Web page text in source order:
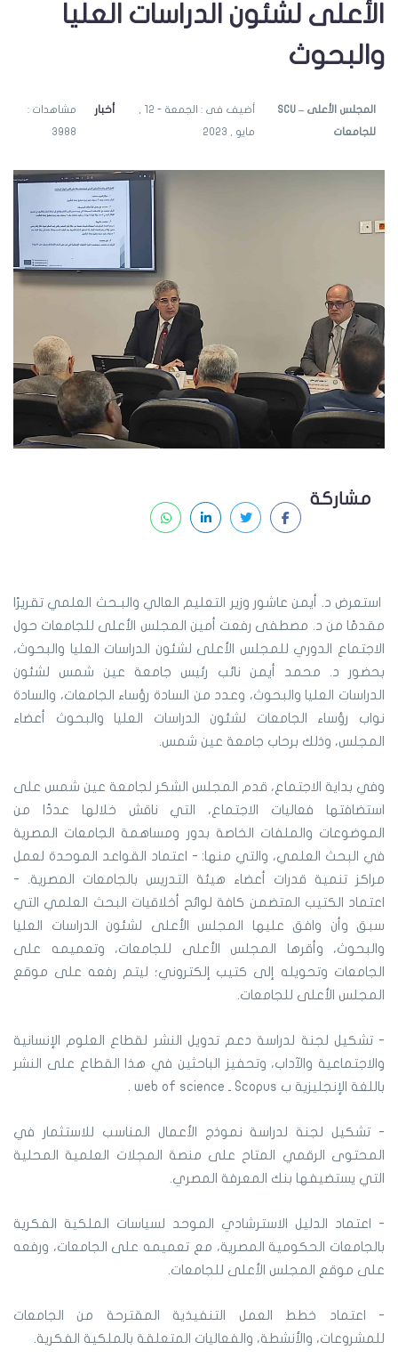
الأعلى لشئون الدراسات العليا
والبحوث
SCU – المجلس الأعلى
للجامعات مايو , 2023
أخبار مشاهدات :
3988
مشاركة
استعرض د. أيمن عاشور وزير التعليم العالي والبـحث العلمي تقريرًا
مقدمًا من د. مصطفى رفعت أمين المجلس الأعلى للجامعات حول
الاجتماع الدوري للمجلس الأعلى لشئون الدراسات العليا والبحوث،
بحضور د. محمد أيمن نائب رئيس جامعة عين شمس لشئون
الدراسات العليا والبحوث، وعدد من السادة رؤساء الجامعات، والسادة
نواب رؤساء الجامعات لشئون الدراسات العليا والبحوث أعضاء
المجلس، وذلك برحاب جامعة عين شمس.
وفي بداية الاجتماع، قدم المجلس الشكر لجامعة عين شمس على
استضافتها فعاليات الاجتماع، التي ناقش خلالها عددًا من
الموضوعات والملفات الخاصة بدور ومساهمة الجامعات المصرية
في البحث العلمي، والتي منها: - اعتماد القواعد الموحدة لعمل
مراكز تنمية قدرات أعضاء هيئة التدريس بالجامعات المصرية. -
اعتماد الكتيب المتضمن كافة لوائح أخلاقيات البحث العلمي التي
سبق وأن وافق عليها المجلس الأعلى لشئون الدراسات العليا
والبحوث، وأقرها المجلس الأعلى للجامعات، وتعميمه على
الجامعات وتحويله إلى كتيب إلكتروني؛ ليتم رفعه على موقع
المجلس الأعلى للجامعات.
- تشكيل لجنة لدراسة دعم تدويل النشر لقطاع العلوم الإنسانية
والاجتماعية والآداب، وتحفيز الباحثين في هذا القطاع على النشر
باللغة الإنجليزية ب Scopus ـ web of science .
- تشكيل لجنة لدراسة نموذج الأعمال المناسب للاستثمار في
المحتوى الرقمي المتاح على منصة المجلات العلمية المحلية
التي يستضيفها بنك المعرفة المصري.
- اعتماد الدليل الاسترشادي الموحد لسياسات الملكية الفكرية
بالجامعات الحكومية المصرية، مع تعميمه على الجامعات، ورفعه
على موقع المجلس الأعلى للجامعات.
- اعتماد خطط العمل التنفيذية المقترحة من الجامعات
للمشروعات، والأنشطة، والفعاليات المتعلقة بالملكية الفكرية.